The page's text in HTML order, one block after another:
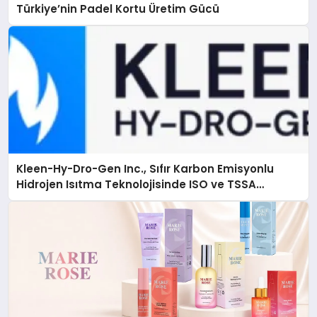
Türkiye’nin Padel Kortu Üretim Gücü
Kleen-Hy-Dro-Gen Inc., Sıfır Karbon Emisyonlu
Hidrojen Isıtma Teknolojisinde ISO ve TSSA
Düzenleyici Onaylarını Aldı